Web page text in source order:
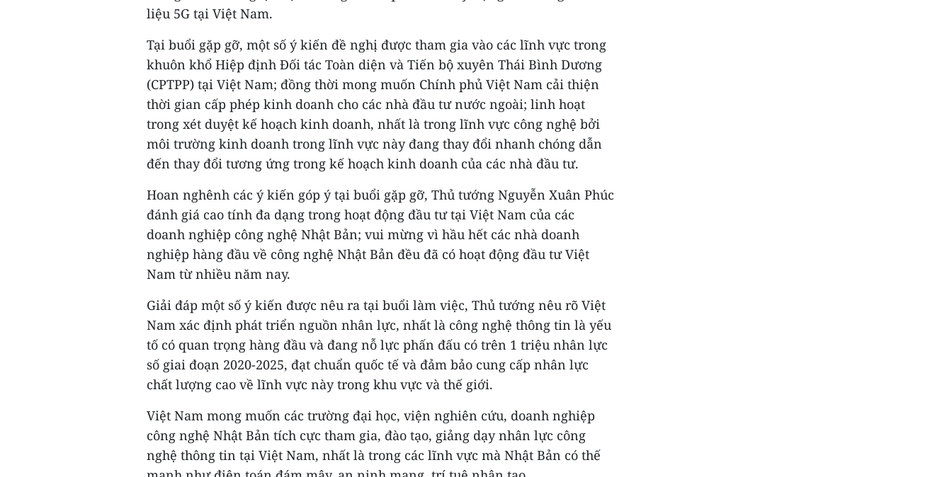
liệu 5G tại Việt Nam.
Tại buổi gặp gỡ, một số ý kiến đề nghị được tham gia vào các lĩnh vực trong
khuôn khổ Hiệp định Đối tác Toàn diện và Tiến bộ xuyên Thái Bình Dương
(CPTPP) tại Việt Nam; đồng thời mong muốn Chính phủ Việt Nam cải thiện
thời gian cấp phép kinh doanh cho các nhà đầu tư nước ngoài; linh hoạt
trong xét duyệt kế hoạch kinh doanh, nhất là trong lĩnh vực công nghệ bởi
môi trường kinh doanh trong lĩnh vực này đang thay đổi nhanh chóng dẫn
đến thay đổi tương ứng trong kế hoạch kinh doanh của các nhà đầu tư.
Hoan nghênh các ý kiến góp ý tại buổi gặp gỡ, Thủ tướng Nguyễn Xuân Phúc
đánh giá cao tính đa dạng trong hoạt động đầu tư tại Việt Nam của các
doanh nghiệp công nghệ Nhật Bản; vui mừng vì hầu hết các nhà doanh
nghiệp hàng đầu về công nghệ Nhật Bản đều đã có hoạt động đầu tư Việt
Nam từ nhiều năm nay.
Giải đáp một số ý kiến được nêu ra tại buổi làm việc, Thủ tướng nêu rõ Việt
Nam xác định phát triển nguồn nhân lực, nhất là công nghệ thông tin là yếu
tố có quan trọng hàng đầu và đang nỗ lực phấn đấu có trên 1 triệu nhân lực
số giai đoạn 2020-2025, đạt chuẩn quốc tế và đảm bảo cung cấp nhân lực
chất lượng cao về lĩnh vực này trong khu vực và thế giới.
Việt Nam mong muốn các trường đại học, viện nghiên cứu, doanh nghiệp
công nghệ Nhật Bản tích cực tham gia, đào tạo, giảng dạy nhân lực công
nghệ thông tin tại Việt Nam, nhất là trong các lĩnh vực mà Nhật Bản có thế